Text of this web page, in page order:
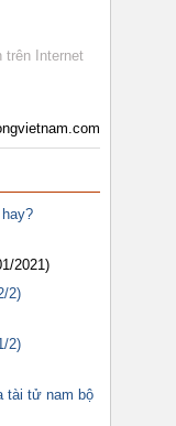
trên Internet
2021)
2)
2)
tài tử nam bộ